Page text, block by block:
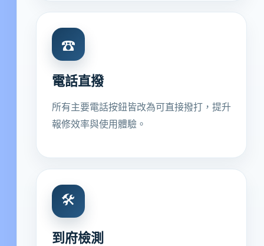
☎
電話直撥
所有主要電話按鈕皆改為可直接撥打，提升
報修效率與使用體驗。
🛠
到府檢測